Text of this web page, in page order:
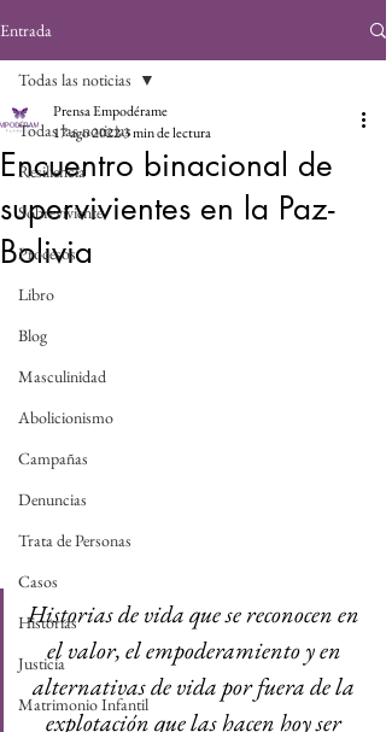
Entrada
Todas las noticias
Resiliencia
Sobreviviente
Procesos
Libro
Blog
Masculinidad
Abolicionismo
Campañas
Denuncias
Trata de Personas
Casos
Historias
Justicia
Matrimonio Infantil
Todas las noticias
Encuentro binacional de
supervivientes en la Paz-
Bolivia
Prensa Empodérame
17 ago 20223 min de lectura
Historias de vida que se reconocen en
el valor, el empoderamiento y en
alternativas de vida por fuera de la
explotación que las hacen hoy ser